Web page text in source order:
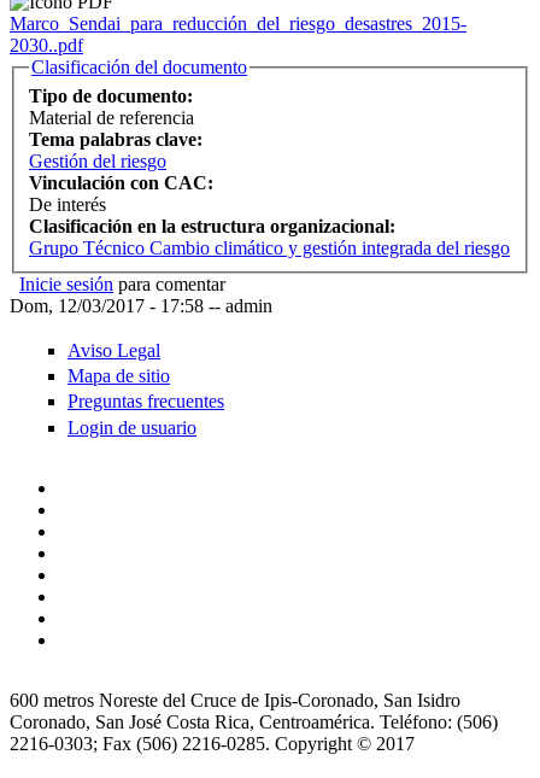
Marco_Sendai_para_reducción_del_riesgo_desastres_2015-
2030..pdf
Ocultar
Clasificación del documento
Tipo de documento:
Material de referencia
Tema palabras clave:
Gestión del riesgo
Vinculación con CAC:
De interés
Clasificación en la estructura organizacional:
Grupo Técnico Cambio climático y gestión integrada del riesgo
Inicie sesión para comentar
Dom, 12/03/2017 - 17:58 -- admin
Aviso Legal
Mapa de sitio
Preguntas frecuentes
Login de usuario
600 metros Noreste del Cruce de Ipis-Coronado, San Isidro
Coronado, San José Costa Rica, Centroamérica. Teléfono: (506)
2216-0303; Fax (506) 2216-0285. Copyright © 2017